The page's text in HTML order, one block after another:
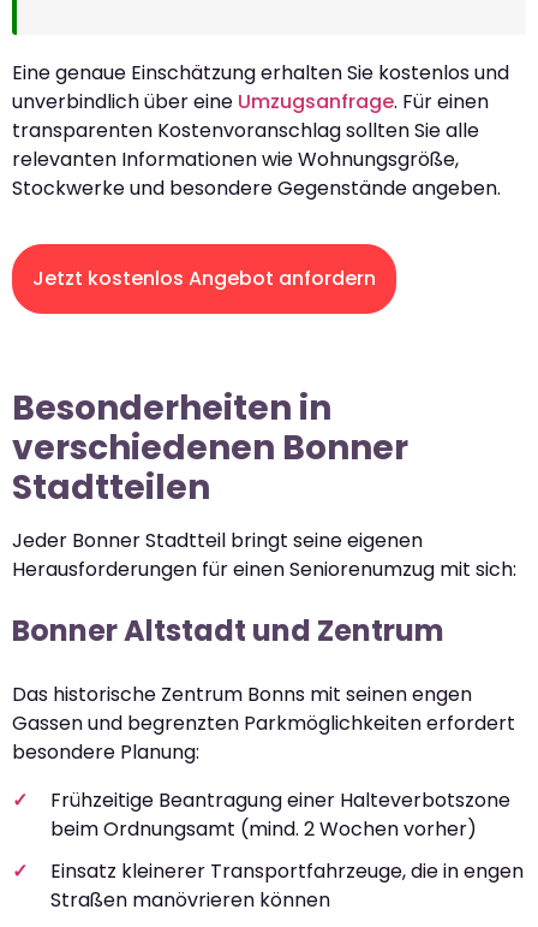
Eine genaue Einschätzung erhalten Sie kostenlos und
unverbindlich über eine Umzugsanfrage. Für einen
transparenten Kostenvoranschlag sollten Sie alle
relevanten Informationen wie Wohnungsgröße,
Stockwerke und besondere Gegenstände angeben.
Jetzt kostenlos Angebot anfordern
Besonderheiten in
verschiedenen Bonner
Stadtteilen
Jeder Bonner Stadtteil bringt seine eigenen
Herausforderungen für einen Seniorenumzug mit sich:
Bonner Altstadt und Zentrum
Das historische Zentrum Bonns mit seinen engen
Gassen und begrenzten Parkmöglichkeiten erfordert
besondere Planung:
Frühzeitige Beantragung einer Halteverbotszone
beim Ordnungsamt (mind. 2 Wochen vorher)
Einsatz kleinerer Transportfahrzeuge, die in engen
Straßen manövrieren können